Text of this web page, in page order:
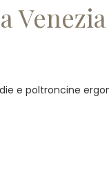
Venezia
e poltroncine